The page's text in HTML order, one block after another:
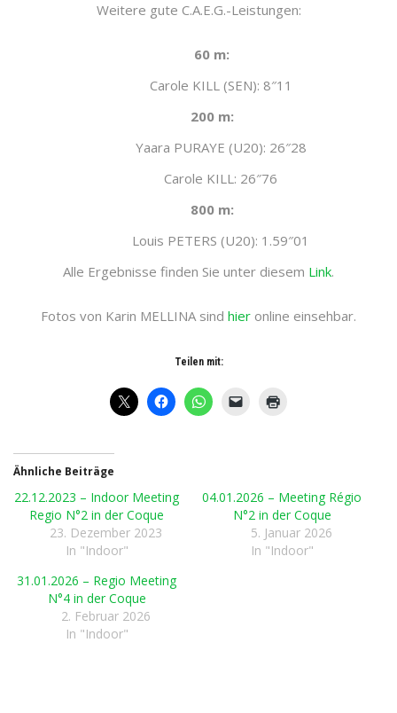
Weitere gute C.A.E.G.-Leistungen:
60 m:
Carole KILL (SEN): 8″11
200 m:
Yaara PURAYE (U20): 26″28
Carole KILL: 26″76
800 m:
Louis PETERS (U20): 1.59″01
Alle Ergebnisse finden Sie unter diesem Link.
Fotos von Karin MELLINA sind hier online einsehbar.
Teilen mit:
Ähnliche Beiträge
22.12.2023 – Indoor Meeting
Regio N°2 in der Coque
23. Dezember 2023
In "Indoor"
04.01.2026 – Meeting Régio
N°2 in der Coque
5. Januar 2026
In "Indoor"
31.01.2026 – Regio Meeting
N°4 in der Coque
2. Februar 2026
In "Indoor"